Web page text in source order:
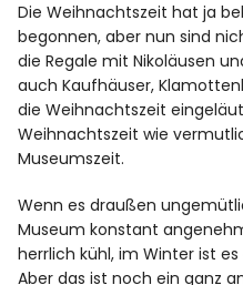
Die Weihnachtszeit hat ja
begonnen, aber nun sind
die Regale mit Nikoläusen
auch Kaufhäuser,
die Weihnachtszeit
Weihnachtszeit wie
Museumszeit.
Wenn es draußen
Museum konstant
herrlich kühl, im Winter ist
Aber das ist noch ein ganz